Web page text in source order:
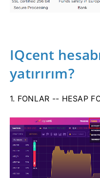
IQcent
yatırırım?
1. FONLAR -- HESAP